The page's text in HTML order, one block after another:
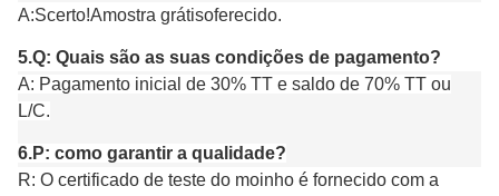
A:Scerto!Amostra grátisoferecido.
5.Q: Quais são as suas condições de pagamento?
A: Pagamento inicial de 30% TT e saldo de 70% TT ou
L/C.
6.P: como garantir a qualidade?
R: O certificado de teste do moinho é fornecido com a